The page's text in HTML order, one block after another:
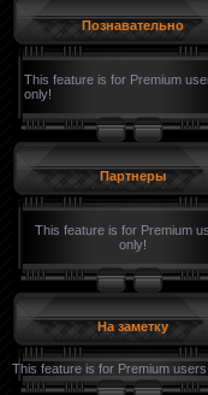
Познавательно
This feature is for Premium
only!
Партнеры
This feature is for Premium
only!
На заметку
This feature is for Premium users